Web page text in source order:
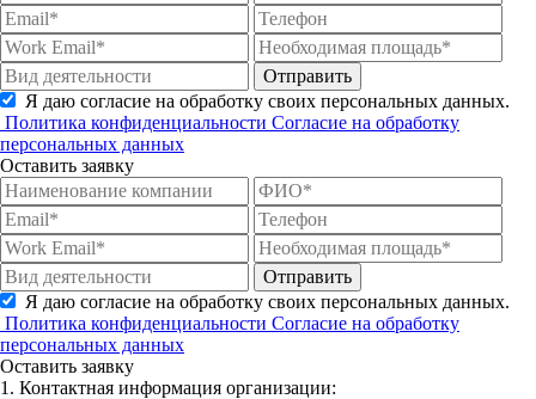
Отправить
Я даю согласие на обработку своих персональных данных.
Политика конфиденциальности Согласие на обработку
персональных данных
Оставить заявку
Отправить
Я даю согласие на обработку своих персональных данных.
Политика конфиденциальности Согласие на обработку
персональных данных
Оставить заявку
1. Контактная информация организации: